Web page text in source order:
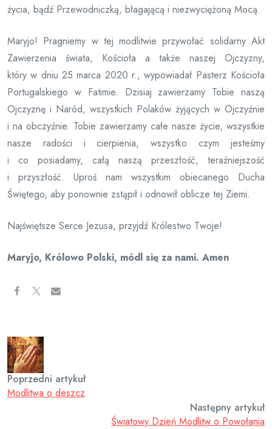
życia, bądź Przewodniczką, błagającą i niezwyciężoną Mocą.
Maryjo! Pragniemy w tej modlitwie przywołać solidarny Akt
Zawierzenia świata, Kościoła a także naszej Ojczyzny,
który w dniu 25 marca 2020 r., wypowiadał Pasterz Kościoła
Portugalskiego w Fatimie. Dzisiaj zawierzamy Tobie naszą
Ojczyznę i Naród, wszystkich Polaków żyjących w Ojczyźnie
i na obczyźnie. Tobie zawierzamy całe nasze życie, wszystkie
nasze radości i cierpienia, wszystko czym jesteśmy
i co posiadamy, całą naszą przeszłość, teraźniejszość
i przyszłość. Uproś nam wszystkim obiecanego Ducha
Świętego, aby ponownie zstąpił i odnowił oblicze tej Ziemi.
Najświętsze Serce Jezusa, przyjdź Królestwo Twoje!
Maryjo, Królowo Polski, módl się za nami. Amen
Poprzedni artykuł
Modlitwa o deszcz
Następny artykuł
Światowy Dzień Modlitw o Powołania